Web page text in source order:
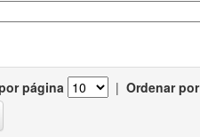
página | Ordenar por